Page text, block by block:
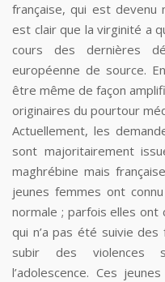
française, qui est devenu
est clair que la virginité a
cours des dernières
européenne de source.
être même de façon
originaires du pourtour
Actuellement, les
sont majoritairement
maghrébine mais
jeunes femmes ont
normale ; parfois elles ont
qui n’a pas été suivie
subir des violences
l’adolescence. Ces